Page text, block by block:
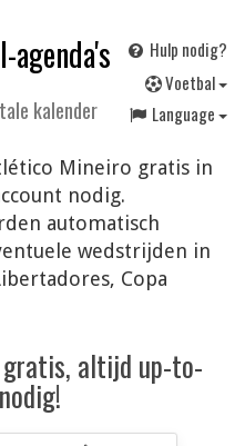
agenda's
kalender
Hulp nodig?
Voetbal
Language
Mineiro gratis in
nodig.
automatisch
wedstrijden in
Copa
altijd up-to-